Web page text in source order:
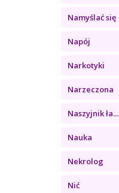
Namyślać się
Napój
Narkotyki
Narzeczona
Naszyjnik ła...
Nauka
Nekrolog
Nić